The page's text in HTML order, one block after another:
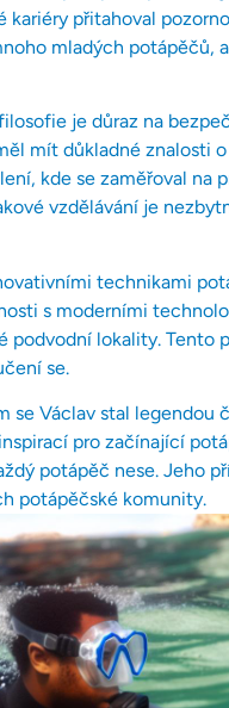
kariéry přitahoval
mladých
je důraz na
mít důkladné znalosti
kde se zaměřoval
vzdělávání je
technikami
s moderními
lokality. Tento
se.
se Václav stal
pro začínající
potápěč nese. Jeho
potápěčské komunity.